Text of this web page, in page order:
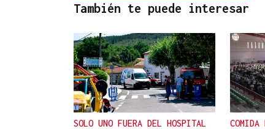
También te puede interesar
SOLO UNO FUERA DEL HOSPITAL
COMIDA